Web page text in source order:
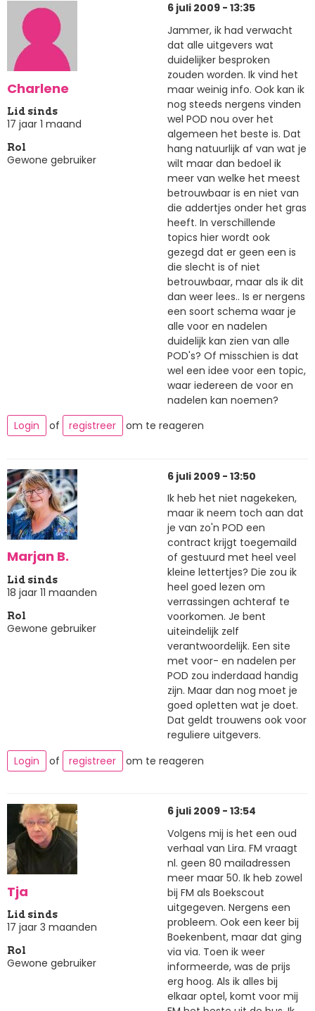
Charlene
Lid sinds
17 jaar 1 maand
Rol
Gewone gebruiker
6 juli 2009 - 13:35
Jammer, ik had verwacht
dat alle uitgevers wat
duidelijker besproken
zouden worden. Ik vind het
maar weinig info. Ook kan ik
nog steeds nergens vinden
wel POD nou over het
algemeen het beste is. Dat
hang natuurlijk af van wat je
wilt maar dan bedoel ik
meer van welke het meest
betrouwbaar is en niet van
die addertjes onder het gras
heeft. In verschillende
topics hier wordt ook
gezegd dat er geen een is
die slecht is of niet
betrouwbaar, maar als ik dit
dan weer lees.. Is er nergens
een soort schema waar je
alle voor en nadelen
duidelijk kan zien van alle
POD's? Of misschien is dat
wel een idee voor een topic,
waar iedereen de voor en
nadelen kan noemen?
Login
of registreer om te reageren
Marjan B.
Lid sinds
18 jaar 11 maanden
Rol
Gewone gebruiker
6 juli 2009 - 13:50
Ik heb het niet nagekeken,
maar ik neem toch aan dat
je van zo'n POD een
contract krijgt toegemaild
of gestuurd met heel veel
kleine lettertjes? Die zou ik
heel goed lezen om
verrassingen achteraf te
voorkomen. Je bent
uiteindelijk zelf
verantwoordelijk. Een site
met voor- en nadelen per
POD zou inderdaad handig
zijn. Maar dan nog moet je
goed opletten wat je doet.
Dat geldt trouwens ook voor
reguliere uitgevers.
Login
of registreer om te reageren
Tja
Lid sinds
17 jaar 3 maanden
Rol
Gewone gebruiker
6 juli 2009 - 13:54
Volgens mij is het een oud
verhaal van Lira. FM vraagt
nl. geen 80 mailadressen
meer maar 50. Ik heb zowel
bij FM als Boekscout
uitgegeven. Nergens een
probleem. Ook een keer bij
Boekenbent, maar dat ging
via via. Toen ik weer
informeerde, was de prijs
erg hoog. Als ik alles bij
elkaar optel, komt voor mij